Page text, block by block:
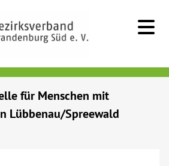
für Menschen mit
Lübbenau/Spreewald